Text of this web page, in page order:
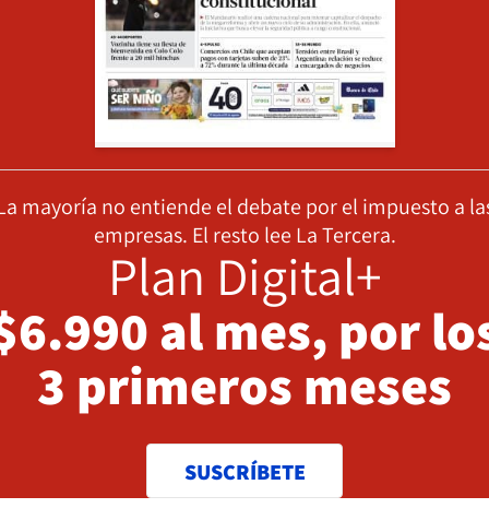
mayoría no entiende el debate por el impuesto a
empresas. El resto lee La Tercera.
Plan Digital+
al mes, por
3 primeros meses
SUSCRÍBETE